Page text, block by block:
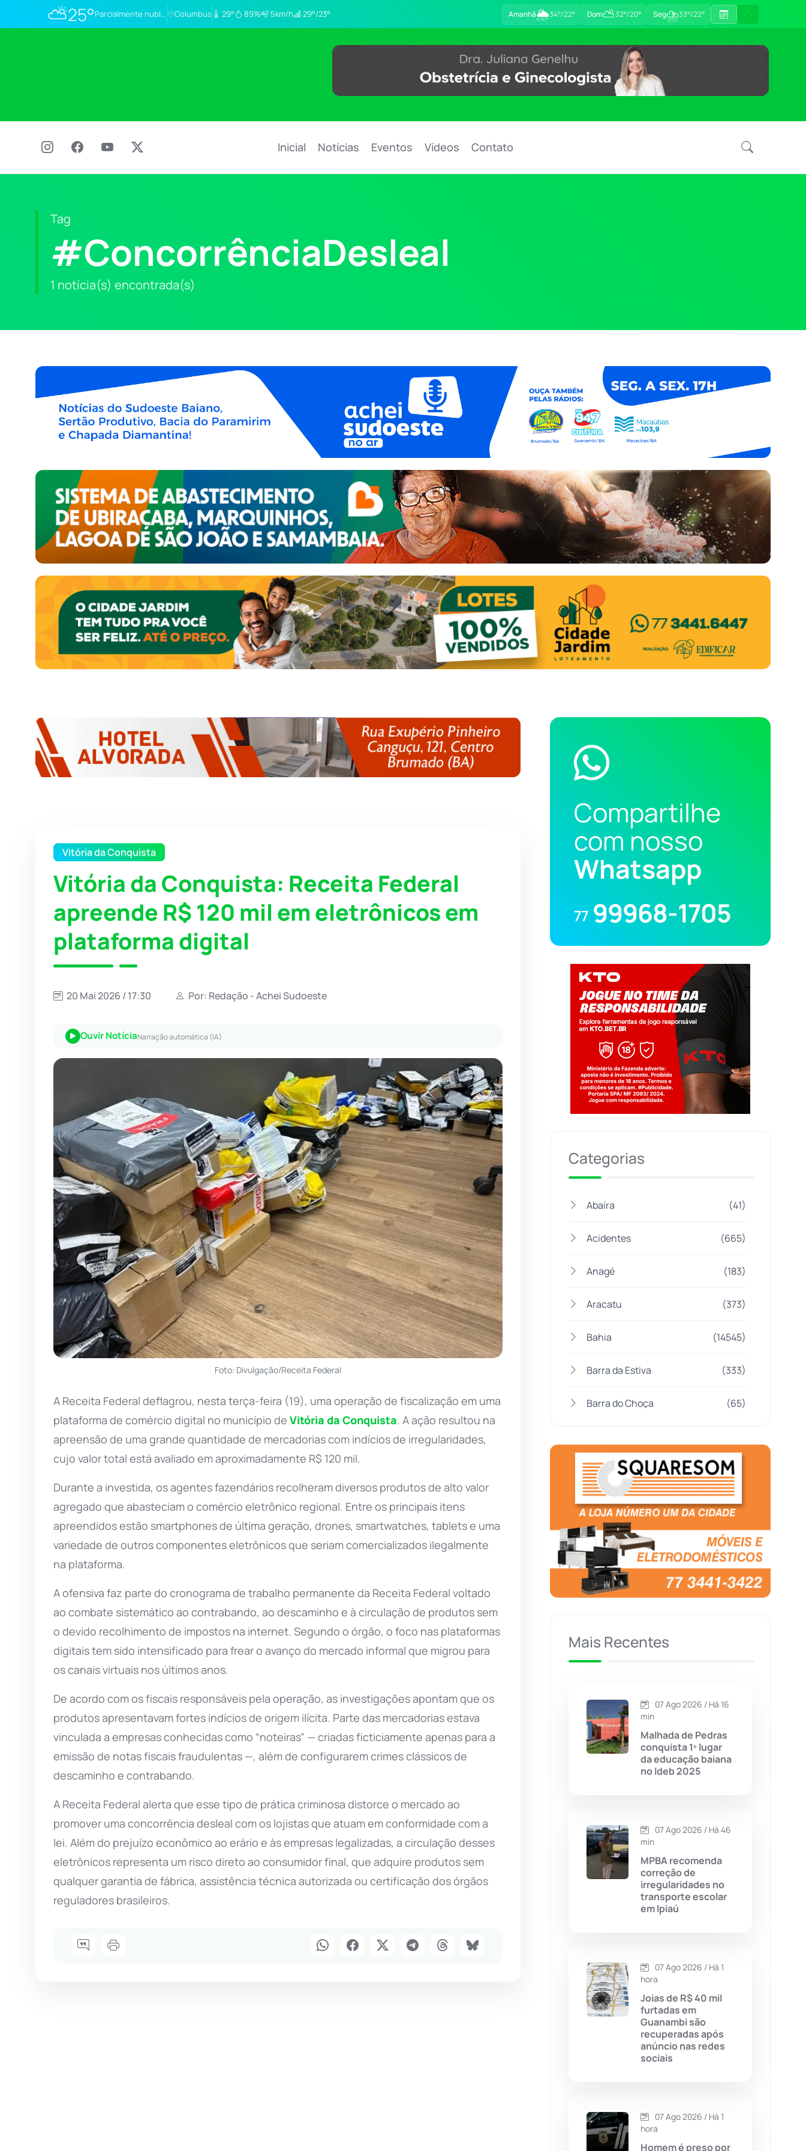
⛅25° Parcialmente nublado Columbus 29° 89% 5km/h 29°/23° Amanhã🌦34°/22° Dom⛅32°/20° Seg⛈33°/22°
Inicial Notícias Eventos Vídeos Contato
Tag
#ConcorrênciaDesleal
1 notícia(s) encontrada(s)
Vitória da Conquista
Vitória da Conquista: Receita Federal
apreende R$ 120 mil em eletrônicos em
plataforma digital
20 Mai 2026 / 17:30 Por: Redação - Achei Sudoeste
Ouvir NotíciaNarração automática (IA)
Foto: Divulgação/Receita Federal
A Receita Federal deflagrou, nesta terça-feira (19), uma operação de fiscalização em uma
plataforma de comércio digital no município de Vitória da Conquista. A ação resultou na
apreensão de uma grande quantidade de mercadorias com indícios de irregularidades,
cujo valor total está avaliado em aproximadamente R$ 120 mil.
Durante a investida, os agentes fazendários recolheram diversos produtos de alto valor
agregado que abasteciam o comércio eletrônico regional. Entre os principais itens
apreendidos estão smartphones de última geração, drones, smartwatches, tablets e uma
variedade de outros componentes eletrônicos que seriam comercializados ilegalmente
na plataforma.
A ofensiva faz parte do cronograma de trabalho permanente da Receita Federal voltado
ao combate sistemático ao contrabando, ao descaminho e à circulação de produtos sem
o devido recolhimento de impostos na internet. Segundo o órgão, o foco nas plataformas
digitais tem sido intensificado para frear o avanço do mercado informal que migrou para
os canais virtuais nos últimos anos.
De acordo com os fiscais responsáveis pela operação, as investigações apontam que os
produtos apresentavam fortes indícios de origem ilícita. Parte das mercadorias estava
vinculada a empresas conhecidas como “noteiras” — criadas ficticiamente apenas para a
emissão de notas fiscais fraudulentas —, além de configurarem crimes clássicos de
descaminho e contrabando.
A Receita Federal alerta que esse tipo de prática criminosa distorce o mercado ao
promover uma concorrência desleal com os lojistas que atuam em conformidade com a
lei. Além do prejuízo econômico ao erário e às empresas legalizadas, a circulação desses
eletrônicos representa um risco direto ao consumidor final, que adquire produtos sem
qualquer garantia de fábrica, assistência técnica autorizada ou certificação dos órgãos
reguladores brasileiros.
Compartilhe
com nosso
Whatsapp
77 99968-1705
Categorias
Abaíra (41)
Acidentes (665)
Anagé (183)
Aracatu (373)
Bahia (14545)
Barra da Estiva (333)
Barra do Choça (65)
Bom Jesus da Lapa (506)
Boquira (152)
Botuporã (72)
Brasil (7679)
Brumado (31955)
Caculé
Caetité (1504)
Candiba (157)
Cândido Sales (121)
Carinhanha (299)
Caturama
Chapada Diamantina (430)
Contendas do Sincorá
Cordeiros
(391)
Érico Cardoso
Mais Recentes
07 Ago 2026 / Há 16
min
Malhada de Pedras
conquista 1º lugar
da educação baiana
no Ideb 2025
07 Ago 2026 / Há 46
min
MPBA recomenda
correção de
irregularidades no
transporte escolar
em Ipiaú
07 Ago 2026 / Há 1
hora
Joias de R$ 40 mil
furtadas em
Guanambi são
recuperadas após
anúncio nas redes
sociais
07 Ago 2026 / Há 1
hora
Homem é preso por